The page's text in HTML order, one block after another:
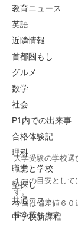
教育ニュース
英語
近隣情報
首都圏もし
グルメ
数学
社会
P1内での出来事
合格体験記
理科
職業と学校
塾探し
共通テスト
中学校新課程
大学受験の学校選
７月
１つの目安として
す。
今回は偏差値６０
学を載せます